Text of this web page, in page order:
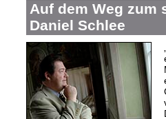
Auf dem Weg zum
Daniel Schlee